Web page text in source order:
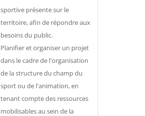
sportive présente sur le
territoire, afin de répondre aux
besoins du public.
Planifier et organiser un projet
dans le cadre de l'organisation
de la structure du champ du
sport ou de l'animation, en
tenant compte des ressources
mobilisables au sein de la